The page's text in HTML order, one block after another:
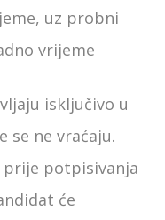
uz probni
vrijeme
isključivo u
se ne vraćaju.
prije potpisivanja
će